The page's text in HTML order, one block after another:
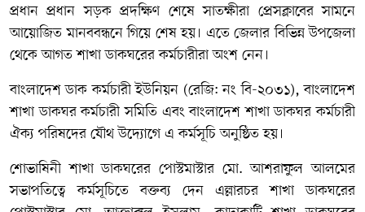
প্রধান প্রধান সড়ক প্রদক্ষিণ শেষে সাতক্ষীরা প্রেসক্লাবের সামনে
আয়োজিত মানববন্ধনে গিয়ে শেষ হয়। এতে জেলার বিভিন্ন উপজেলা
থেকে আগত শাখা ডাকঘরের কর্মচারীরা অংশ নেন।
বাংলাদেশ ডাক কর্মচারী ইউনিয়ন (রেজি: নং বি-২০৩১), বাংলাদেশ
শাখা ডাকঘর কর্মচারী সমিতি এবং বাংলাদেশ শাখা ডাকঘর কর্মচারী
ঐক্য পরিষদের যৌথ উদ্যোগে এ কর্মসূচি অনুষ্ঠিত হয়।
শোভাষিনী শাখা ডাকঘরের পোস্টমাস্টার মো. আশরাফুল আলমের
সভাপতিত্বে কর্মসূচিতে বক্তব্য দেন এল্লারচর শাখা ডাকঘরের